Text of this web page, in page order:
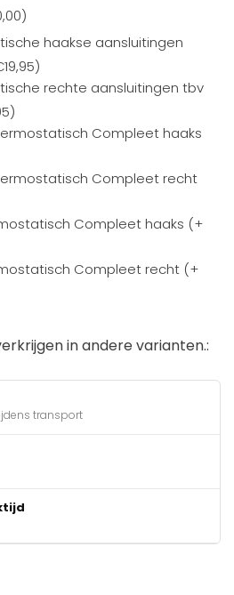
haakse aansluitingen
rechte aansluitingen tbv
Compleet haaks
Compleet recht
Compleet haaks (+
Compleet recht (+
in andere varianten.:
transport